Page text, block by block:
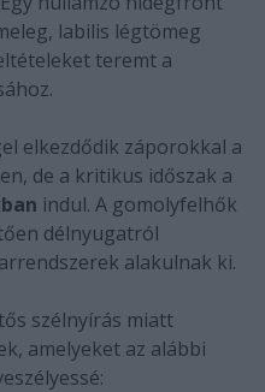
labilis légtömeg
teremt a
elkezdődik záporokkal a
de a kritikus időszak a
indul. A gomolyfelhők
délnyugatról
alakulnak ki.
szélnyírás miatt
amelyeket az alábbi